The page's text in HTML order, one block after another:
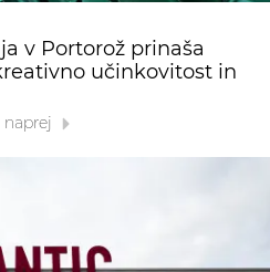
v Portorož prinaša
učinkovitost in
naprej